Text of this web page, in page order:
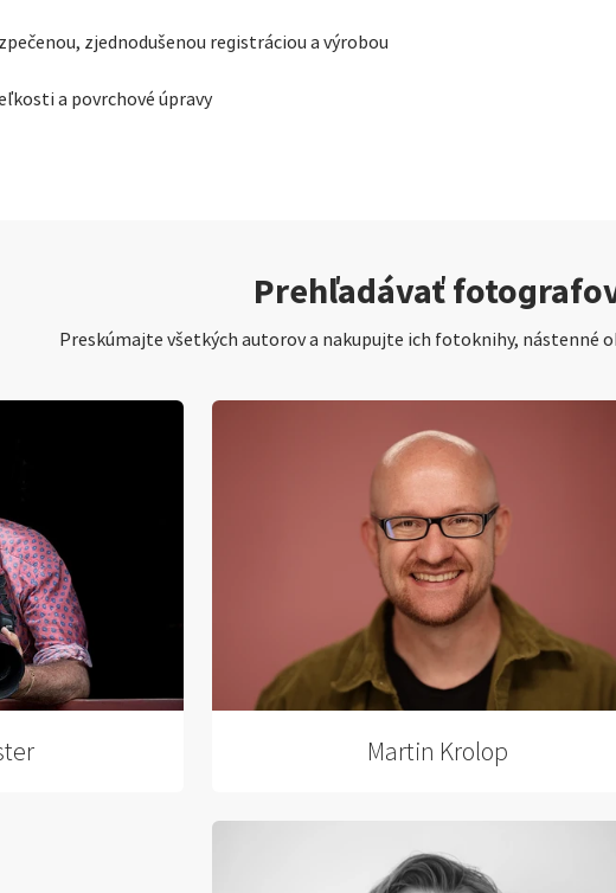
zjednodušenou registráciou a výrobou
a povrchové úpravy
Prehľadávať
Preskúmajte všetkých autorov a nakupujte ich fotoknihy, nástenné
Martin Krolop